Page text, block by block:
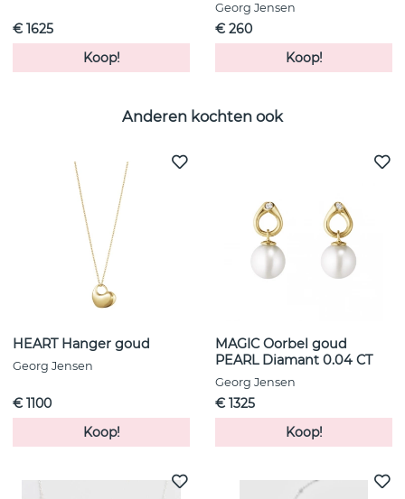
€ 1625
Koop!
Georg Jensen
€ 260
Koop!
Anderen kochten ook
HEART Hanger goud
Georg Jensen
€ 1100
Koop!
MAGIC Oorbel goud
PEARL Diamant 0.04 CT
Georg Jensen
€ 1325
Koop!